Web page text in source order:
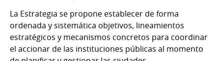
La Estrategia se propone establecer de forma
ordenada y sistemática objetivos, lineamientos
estratégicos y mecanismos concretos para coordinar
el accionar de las instituciones públicas al momento